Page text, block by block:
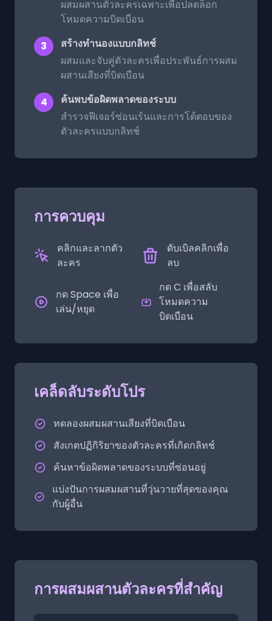
ผสมผสานตัวละครเฉพาะเพื่อปลดล็อก
โหมดความบิดเบือน
3
สร้างทำนองแบบกลิทช์
ผสมและจับคู่ตัวละครเพื่อประพันธ์การผสม
ผสานเสียงที่บิดเบือน
4
ค้นพบข้อผิดพลาดของระบบ
สำรวจฟีเจอร์ซ่อนเร้นและการโต้ตอบของ
ตัวละครแบบกลิทช์
การควบคุม
คลิกและลากตัว
ละคร
ดับเบิลคลิกเพื่อ
ลบ
กด Space เพื่อ
เล่น/หยุด
กด C เพื่อสลับ
โหมดความ
บิดเบือน
เคล็ดลับระดับโปร
ทดลองผสมผสานเสียงที่บิดเบือน
สังเกตปฏิกิริยาของตัวละครที่เกิดกลิทช์
ค้นหาข้อผิดพลาดของระบบที่ซ่อนอยู่
แบ่งปันการผสมผสานที่วุ่นวายที่สุดของคุณ
กับผู้อื่น
การผสมผสานตัวละครที่สำคัญ